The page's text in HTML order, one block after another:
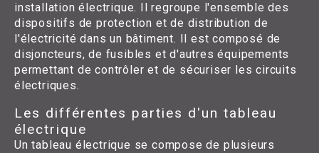
installation électrique. Il regroupe l'ensemble des
dispositifs de protection et de distribution de
l'électricité dans un bâtiment. Il est composé de
disjoncteurs, de fusibles et d'autres équipements
permettant de contrôler et de sécuriser les circuits
électriques.
Les différentes parties d'un tableau
électrique
Un tableau électrique se compose de plusieurs